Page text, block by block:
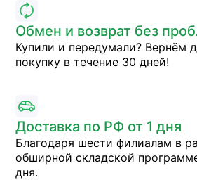
Обмен и возврат без
Купили и передумали? Вернём
покупку в течение 30 дней!
Доставка по РФ от 1 дня
Благодаря шести филиалам в
обширной складской
дня.